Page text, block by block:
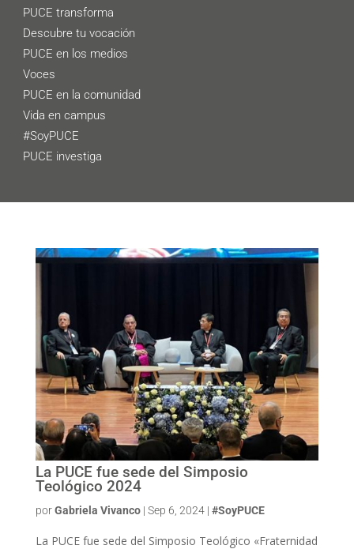
PUCE transforma
Descubre tu vocación
PUCE en los medios
Voces
PUCE en la comunidad
Vida en campus
#SoyPUCE
PUCE investiga
La PUCE fue sede del Simposio
Teológico 2024
porGabriela Vivanco| Sep 6, 2024| #SoyPUCE
La PUCE fue sede del Simposio Teológico «Fraternidad